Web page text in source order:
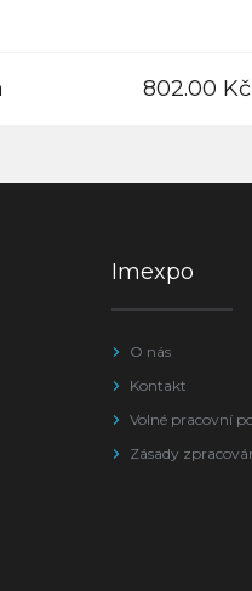
802.00 Kč
Imexpo
O nás
Kontakt
Volné pracovní
Zásady